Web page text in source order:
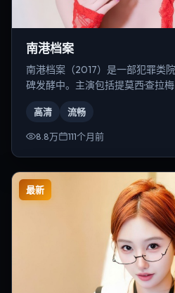
南港档案
南港档案（2017）是一部犯罪类
碑发酵中。主演包括提莫西·查拉
高清 流畅
8.8万 111个月前
最新